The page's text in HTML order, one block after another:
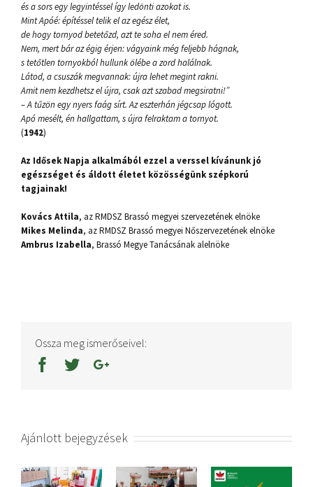
és a sors egy legyintéssel így ledönti azokat is.
Mint Apóé: építéssel telik el az egész élet,
de hogy tornyod betetőzd, azt te soha el nem éred.
Nem, mert bár az égig érjen: vágyaink még feljebb hágnak,
s tetőtlen tornyokból hullunk ölébe a zord halálnak.
Látod, a csuszák megvannak: újra lehet megint rakni.
Amit nem kezdhetsz el újra, csak azt szabad megsiratni!”
– A tűzön egy nyers faág sírt. Az eszterhán jégcsap lógott.
Apó mesélt, én hallgattam, s újra felraktam a tornyot.
(1942)
Az Idősek Napja alkalmából ezzel a verssel kívánunk jó
egészséget és áldott életet közösségünk szépkorú
tagjainak!
Kovács Attila, az RMDSZ Brassó megyei szervezetének elnöke
Mikes Melinda, az RMDSZ Brassó megyei Nőszervezetének elnöke
Ambrus Izabella, Brassó Megye Tanácsának alelnöke
Ossza meg ismerőseivel:
Ajánlott bejegyzések